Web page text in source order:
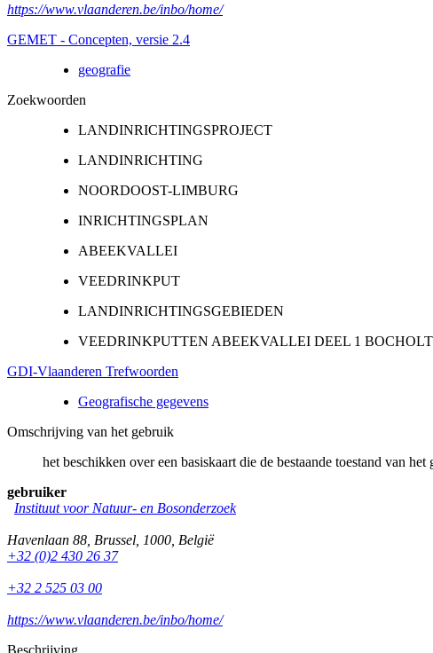
https://www.vlaanderen.be/inbo/home/
GEMET - Concepten, versie 2.4
geografie
Zoekwoorden
LANDINRICHTINGSPROJECT
LANDINRICHTING
NOORDOOST-LIMBURG
INRICHTINGSPLAN
ABEEKVALLEI
VEEDRINKPUT
LANDINRICHTINGSGEBIEDEN
VEEDRINKPUTTEN ABEEKVALLEI DEEL 1 BOCHOLT
GDI-Vlaanderen Trefwoorden
Geografische gegevens
Omschrijving van het gebruik
het beschikken over een basiskaart die de bestaande toestand van
gebruiker
Instituut voor Natuur- en Bosonderzoek
Havenlaan 88 Brussel 1000 België
+32 (0)2 430 26 37
+32 2 525 03 00
https://www.vlaanderen.be/inbo/home/
Beschrijving